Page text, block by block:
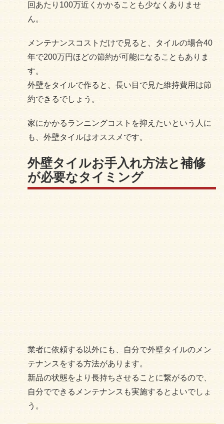
回あたり100万近くかかることも少なくありませ
ん。
メンテナンスコストだけで見ると、タイルの場合40
年で200万円ほどの節約が可能になることもありま
す。
外壁をタイルで作ると、長い目で見た維持費用は節
約できるでしょう。
家にかかるランニングコストを抑えたいという人に
も、外壁タイルはオススメです。
外壁タイルお手入れ方法と補修
が必要なタイミング
業者に依頼する以外にも、自分で外壁タイルのメン
テナンスをする方法があります。
新品の状態をより長持ちさせることに繋がるので、
自分でできるメンテナンスも実施するとよいでしょ
う。